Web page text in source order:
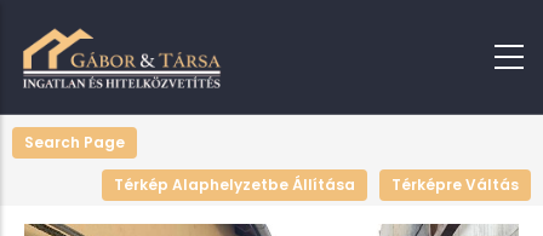
Search Page
Térkép Alaphelyzetbe Állítása Térképre Váltás
+